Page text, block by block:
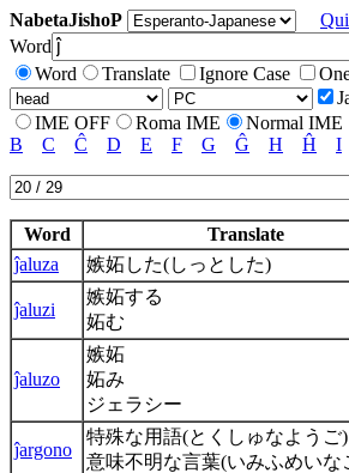
NabetaJishoP
Word
Word
Translate Ignore Case
IME OFF
Roma IME Normal IME
B
C Ĉ D E F G Ĝ H Ĥ I
Word
Translate
ĵaluza
嫉妬した(しっとした)
ĵaluzi
嫉妬する
妬む
ĵaluzo
嫉妬
妬み
ジェラシー
ĵargono
特殊な用語(とくしゅなようご)
意味不明な言葉(いみふめいな